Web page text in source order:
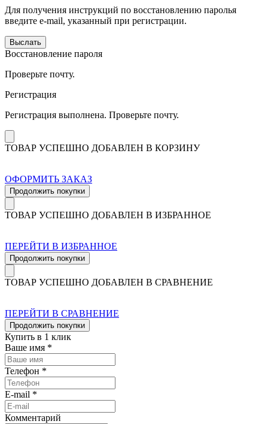
Для получения инструкций по восстановлению паролья
введите e-mail, указанный при регистрации.
Выслать
Восстановление пароля
Проверьте почту.
Регистрация
Регистрация выполнена. Проверьте почту.
ТОВАР УСПЕШНО ДОБАВЛЕН В КОРЗИНУ
ОФОРМИТЬ ЗАКАЗ
Продолжить покупки
ТОВАР УСПЕШНО ДОБАВЛЕН В ИЗБРАННОЕ
ПЕРЕЙТИ В ИЗБРАННОЕ
Продолжить покупки
ТОВАР УСПЕШНО ДОБАВЛЕН В СРАВНЕНИЕ
ПЕРЕЙТИ В СРАВНЕНИЕ
Продолжить покупки
Купить в 1 клик
Ваше имя *
Телефон *
E-mail *
Комментарий